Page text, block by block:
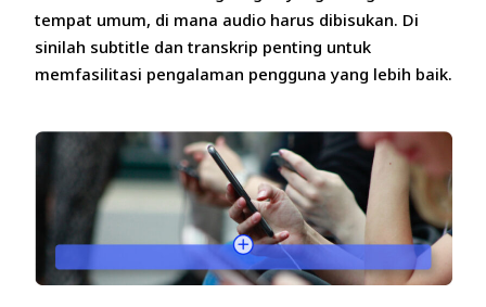
tempat umum, di mana audio harus dibisukan. Di
sinilah subtitle dan transkrip penting untuk
memfasilitasi pengalaman pengguna yang lebih baik.